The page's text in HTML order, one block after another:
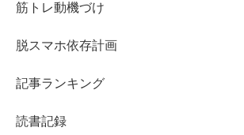
筋トレ動機づけ
脱スマホ依存計画
記事ランキング
読書記録